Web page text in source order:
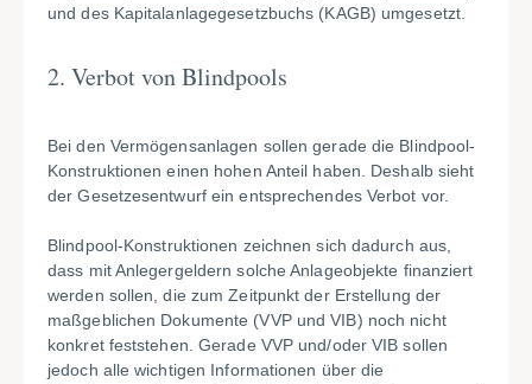
und des Kapitalanlagegesetzbuchs (KAGB) umgesetzt.
2. Verbot von Blindpools
Bei den Vermögensanlagen sollen gerade die Blindpool-
Konstruktionen einen hohen Anteil haben. Deshalb sieht
der Gesetzesentwurf ein entsprechendes Verbot vor.
Blindpool-Konstruktionen zeichnen sich dadurch aus,
dass mit Anlegergeldern solche Anlageobjekte finanziert
werden sollen, die zum Zeitpunkt der Erstellung der
maßgeblichen Dokumente (VVP und VIB) noch nicht
konkret feststehen. Gerade VVP und/oder VIB sollen
jedoch alle wichtigen Informationen über die